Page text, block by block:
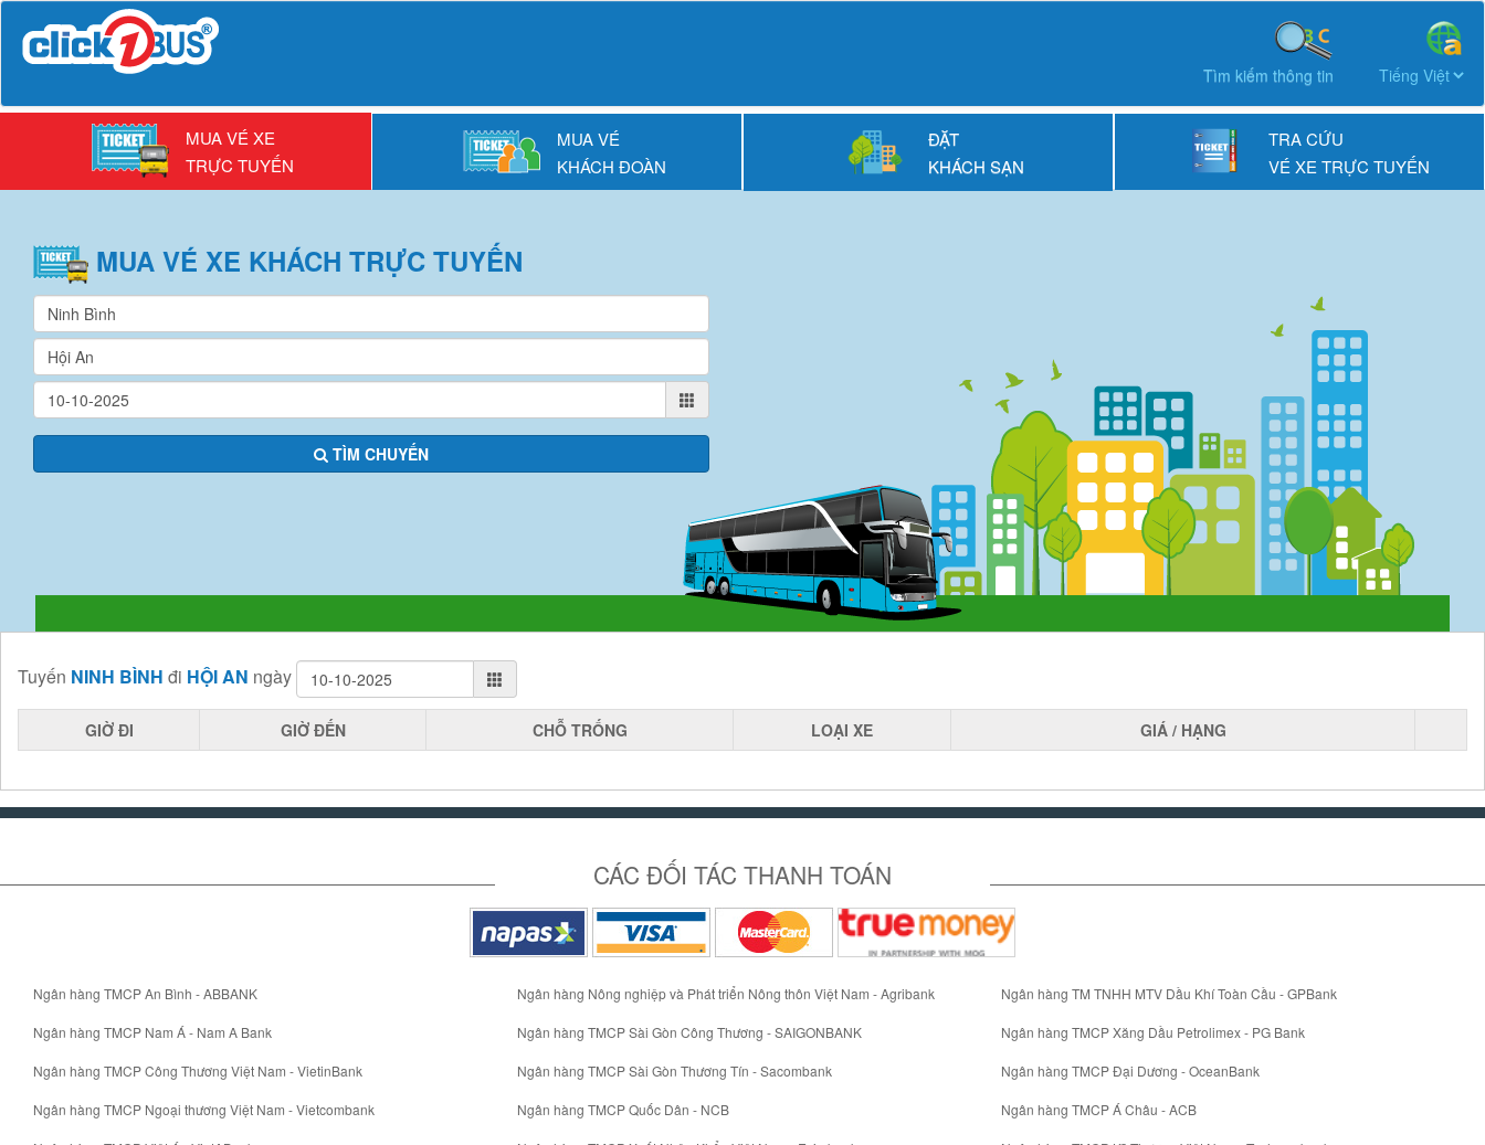
Tìm kiếm thông tin
MUA VÉ XE
TRỰC TUYẾN
MUA VÉ
KHÁCH ĐOÀN
ĐẶT
KHÁCH SẠN
TRA CỨU
VÉ XE TRỰC TUYẾN
MUA VÉ XE KHÁCH TRỰC TUYẾN
TÌM CHUYẾN
Tuyến NINH BÌNH đi HỘI AN ngày
GIỜ ĐI GIỜ ĐẾN CHỖ TRỐNG LOẠI XE GIÁ / HẠNG
CÁC ĐỐI TÁC THANH TOÁN
Ngân hàng TMCP An Bình - ABBANK
Ngân hàng TMCP Nam Á - Nam A Bank
Ngân hàng TMCP Công Thương Việt Nam - VietinBank
Ngân hàng TMCP Ngoại thương Việt Nam - Vietcombank
Ngân hàng Nông nghiệp và Phát triển Nông thôn Việt Nam - Agribank
Ngân hàng TMCP Sài Gòn Công Thương - SAIGONBANK
Ngân hàng TMCP Sài Gòn Thương Tín - Sacombank
Ngân hàng TMCP Quốc Dân - NCB
Ngân hàng TM TNHH MTV Dầu Khí Toàn Cầu - GPBank
Ngân hàng TMCP Xăng Dầu Petrolimex - PG Bank
Ngân hàng TMCP Đại Dương - OceanBank
Ngân hàng TMCP Á Châu - ACB